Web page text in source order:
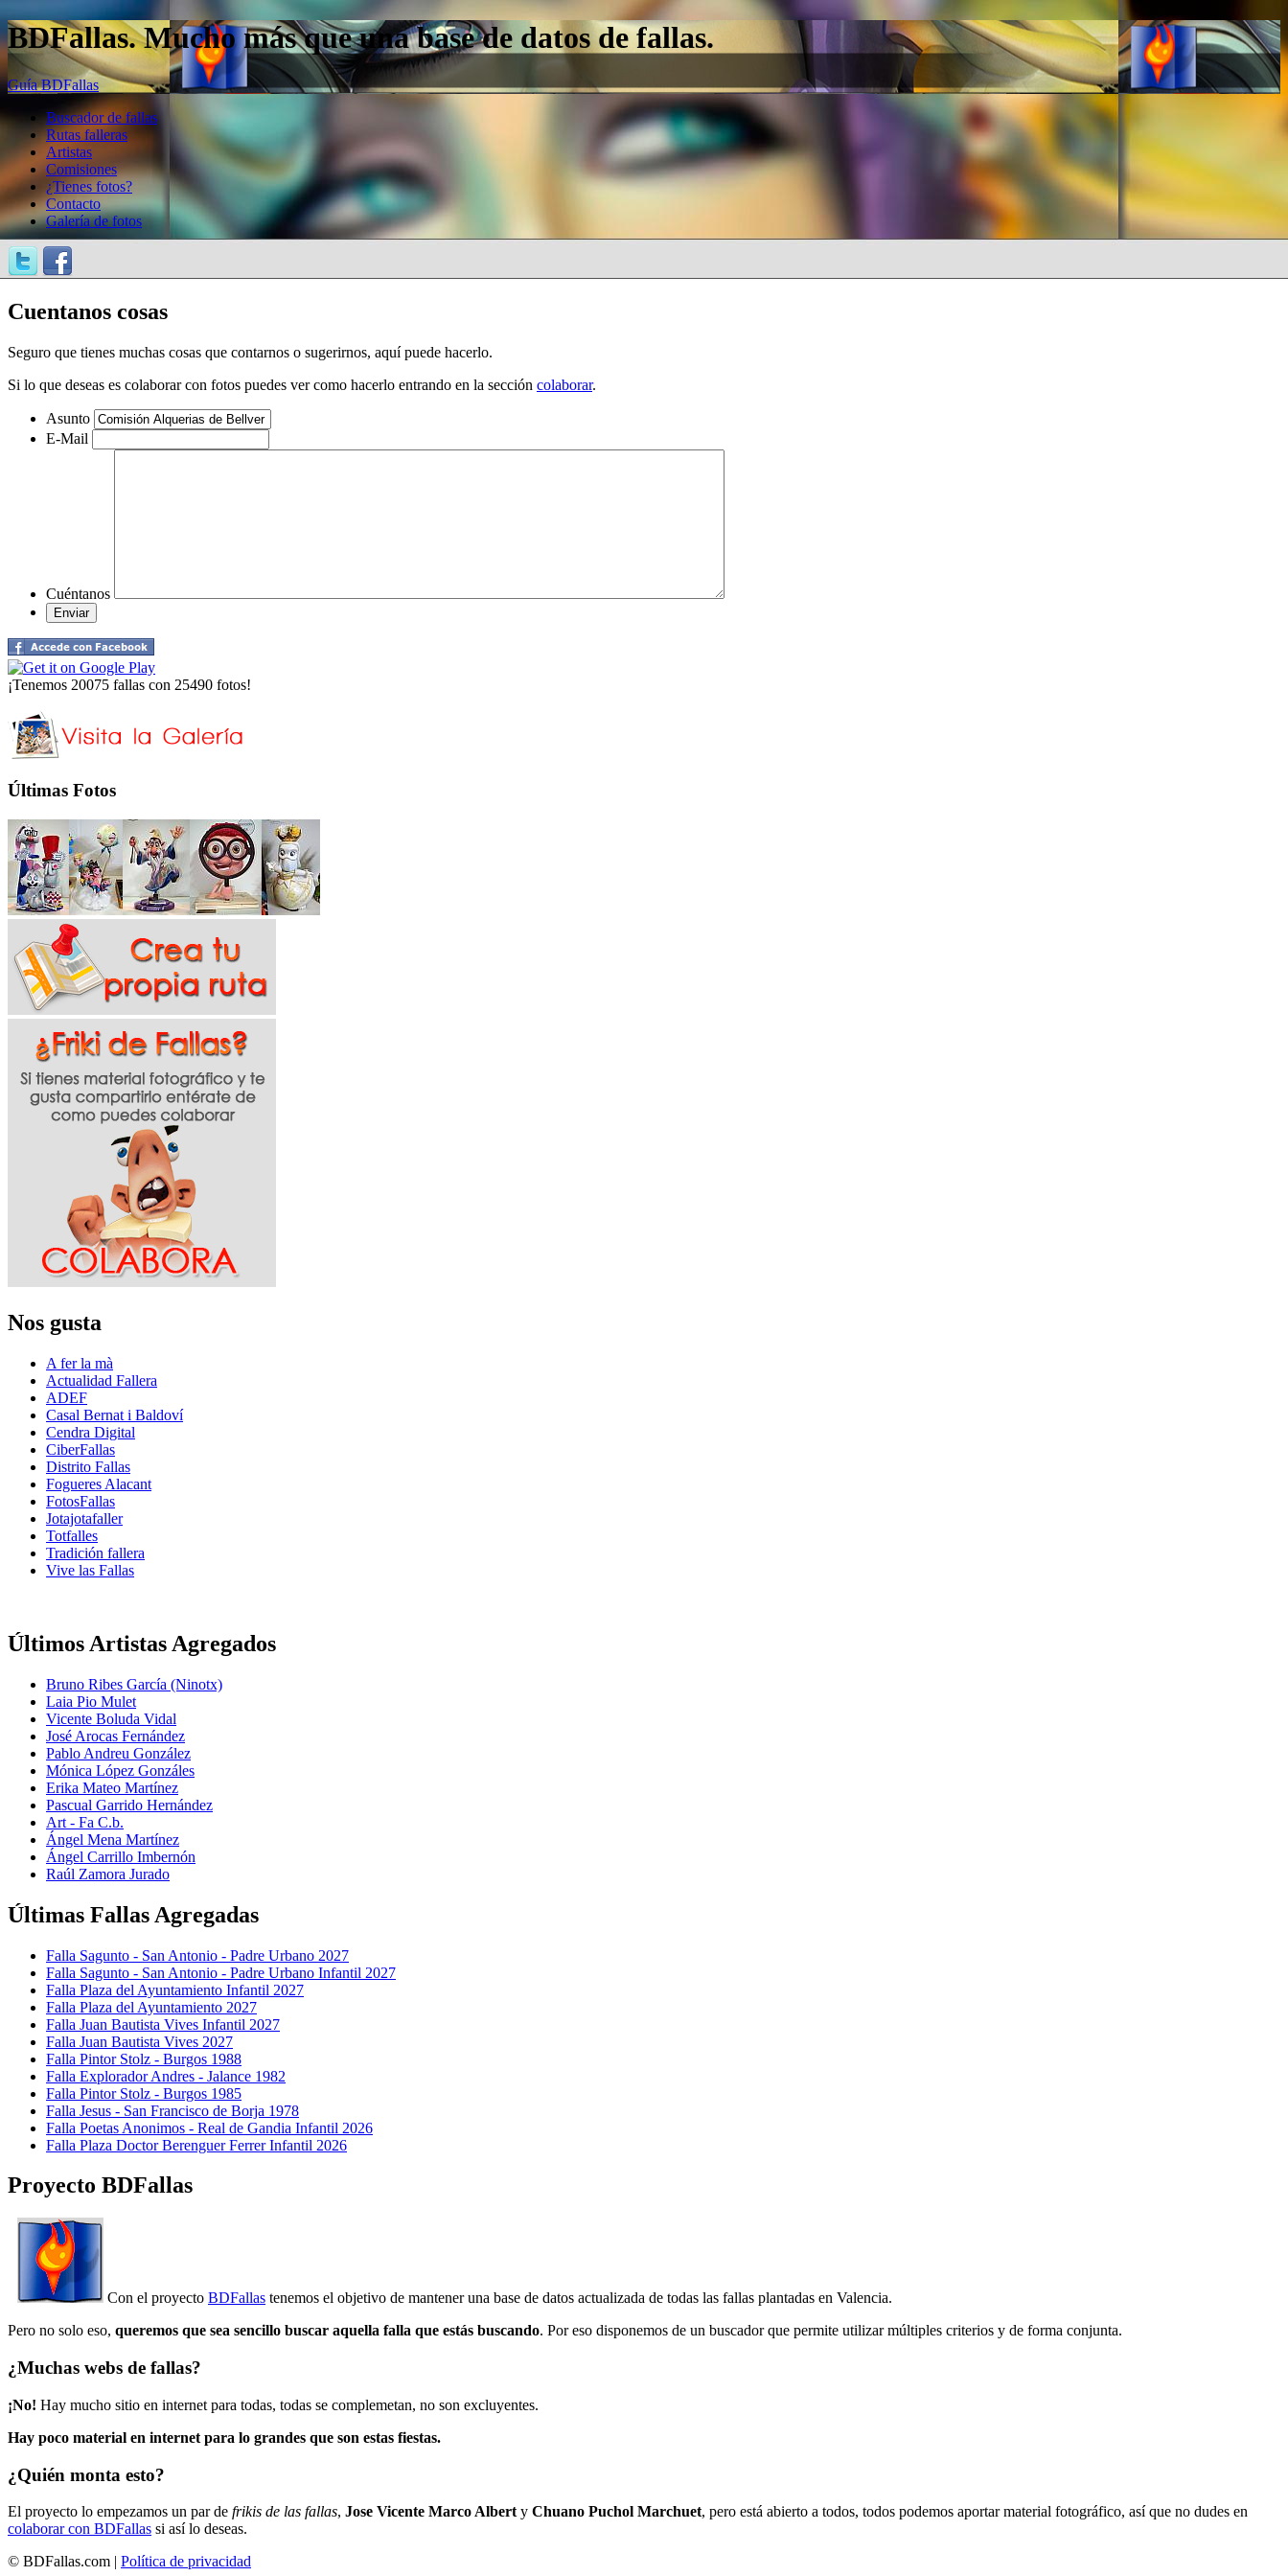
BDFallas. Mucho más que una base de datos de fallas.
Guía BDFallas
Buscador de fallas
Rutas falleras
Artistas
Comisiones
¿Tienes fotos?
Contacto
Galería de fotos
Cuentanos cosas
Seguro que tienes muchas cosas que contarnos o sugerirnos, aquí puede hacerlo.
Si lo que deseas es colaborar con fotos puedes ver como hacerlo entrando en la sección colaborar.
Asunto
E-Mail
Cuéntanos
¡Tenemos 20075 fallas con 25490 fotos!
Últimas Fotos
Nos gusta
A fer la mà
Actualidad Fallera
ADEF
Casal Bernat i Baldoví
Cendra Digital
CiberFallas
Distrito Fallas
Fogueres Alacant
FotosFallas
Jotajotafaller
Totfalles
Tradición fallera
Vive las Fallas
Últimos Artistas Agregados
Bruno Ribes García (Ninotx)
Laia Pio Mulet
Vicente Boluda Vidal
José Arocas Fernández
Pablo Andreu González
Mónica López Gonzáles
Erika Mateo Martínez
Pascual Garrido Hernández
Art - Fa C.b.
Ángel Mena Martínez
Ángel Carrillo Imbernón
Raúl Zamora Jurado
Últimas Fallas Agregadas
Falla Sagunto - San Antonio - Padre Urbano 2027
Falla Sagunto - San Antonio - Padre Urbano Infantil 2027
Falla Plaza del Ayuntamiento Infantil 2027
Falla Plaza del Ayuntamiento 2027
Falla Juan Bautista Vives Infantil 2027
Falla Juan Bautista Vives 2027
Falla Pintor Stolz - Burgos 1988
Falla Explorador Andres - Jalance 1982
Falla Pintor Stolz - Burgos 1985
Falla Jesus - San Francisco de Borja 1978
Falla Poetas Anonimos - Real de Gandia Infantil 2026
Falla Plaza Doctor Berenguer Ferrer Infantil 2026
Proyecto BDFallas
Con el proyecto BDFallas tenemos el objetivo de mantener una base de datos actualizada de todas las fallas plantadas en Valencia.
Pero no solo eso, queremos que sea sencillo buscar aquella falla que estás buscando. Por eso disponemos de un buscador que permite utilizar múltiples criterios y de forma conjunta.
¿Muchas webs de fallas?
¡No! Hay mucho sitio en internet para todas, todas se complemetan, no son excluyentes.
Hay poco material en internet para lo grandes que son estas fiestas.
¿Quién monta esto?
El proyecto lo empezamos un par de frikis de las fallas, Jose Vicente Marco Albert y Chuano Puchol Marchuet, pero está abierto a todos, todos podemos aportar material fotográfico, así que no dudes en
colaborar con BDFallas si así lo deseas.
© BDFallas.com | Política de privacidad